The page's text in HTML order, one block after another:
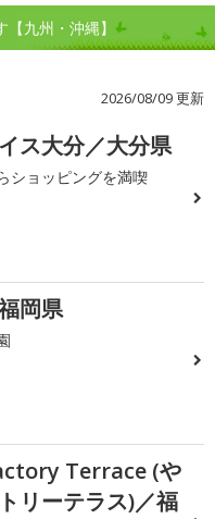
九州・沖縄】
2026/08/09 更新
ス大分／大分県
ショッピングを満喫
岡県
Terrace (や
リーテラス)／福